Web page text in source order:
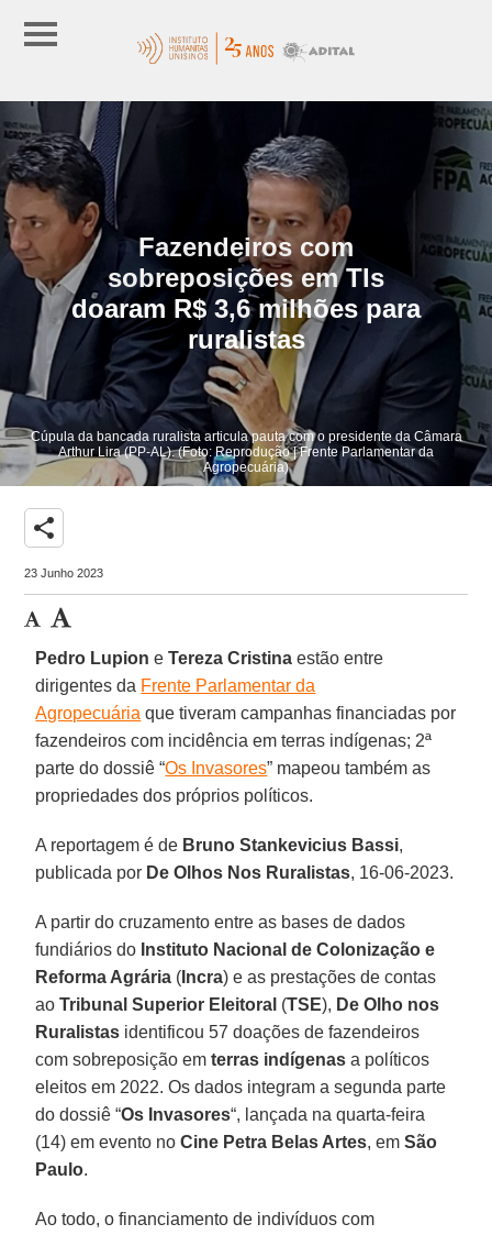
Fazendeiros com
sobreposições em TIs
doaram R$ 3,6 milhões para
ruralistas
Cúpula da bancada ruralista articula pauta com o presidente da Câmara
Arthur Lira (PP-AL). (Foto: Reprodução | Frente Parlamentar da
Agropecuária)
share
23 Junho 2023
Pedro Lupion eTereza Cristina estão entre
dirigentes da Frente Parlamentar da
Agropecuária que tiveram campanhas financiadas por
fazendeiros com incidência em terras indígenas; 2ª
parte do dossiê “Os Invasores” mapeou também as
propriedades dos próprios políticos.
A reportagem é de Bruno Stankevicius Bassi,
publicada por De Olhos Nos Ruralistas, 16-06-2023.
A partir do cruzamento entre as bases de dados
fundiários do Instituto Nacional de Colonização e
Reforma Agrária ( Incra) e as prestações de contas
aoTribunal Superior Eleitoral (TSE), De Olho nos
Ruralistas identificou 57 doações de fazendeiros
com sobreposição emterras indígenas a políticos
eleitos em 2022. Os dados integram a segunda parte
do dossiê “Os Invasores“, lançada na quarta-feira
(14) em evento noCine Petra Belas Artes, emSão
Paulo.
Ao todo, o financiamento de indivíduos com